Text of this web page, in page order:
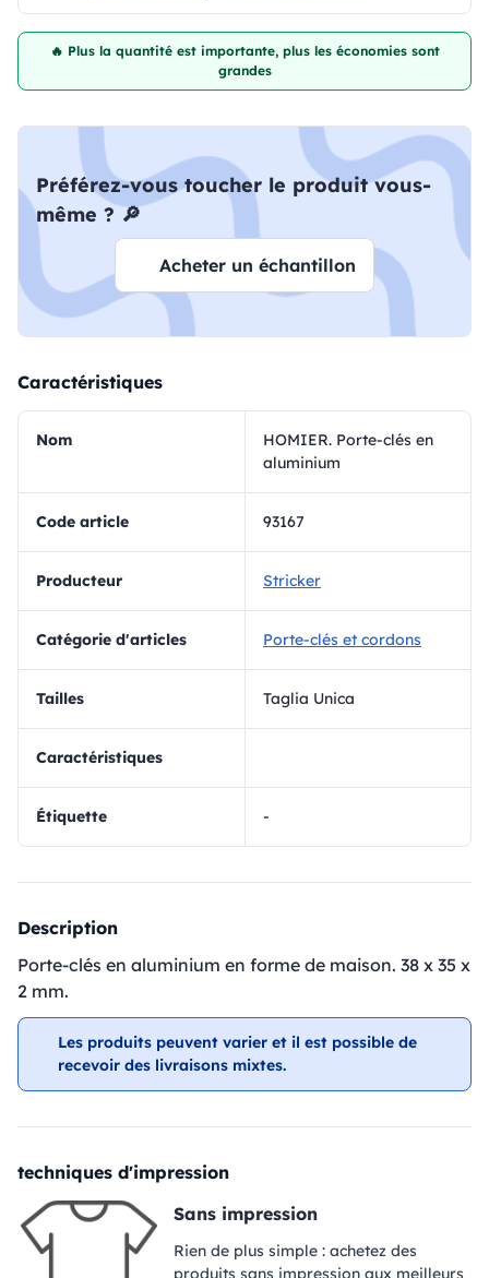
🔥 Plus la quantité est importante, plus les économies sont
grandes
Préférez-vous toucher le produit vous-
même ? 🔎
Acheter un échantillon
Caractéristiques
Nom
HOMIER. Porte-clés en
aluminium
Code article 93167
Producteur Stricker
Catégorie d'articles Porte-clés et cordons
Tailles Taglia Unica
Caractéristiques
Étiquette -
Description
Porte-clés en aluminium en forme de maison. 38 x 35 x
2 mm.
Les produits peuvent varier et il est possible de
recevoir des livraisons mixtes.
techniques d'impression
Sans impression
Rien de plus simple : achetez des
produits sans impression aux meilleurs